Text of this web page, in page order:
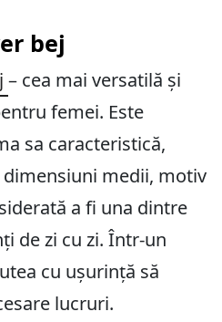
bej
– cea mai versatilă și
femei. Este
sa caracteristică,
medii, motiv
a fi una dintre
de zi cu zi. Într-un
cu ușurință să
lucruri.